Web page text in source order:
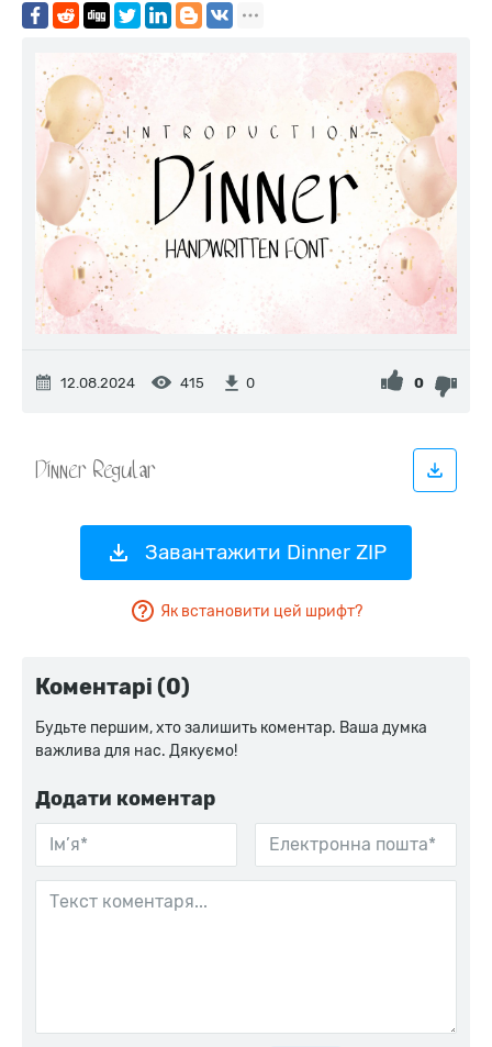
12.08.2024 415 0 0
Завантажити Dinner ZIP
Як встановити цей шрифт?
Коментарі (0)
Будьте першим, хто залишить коментар. Ваша думка
важлива для нас. Дякуємо!
Додати коментар